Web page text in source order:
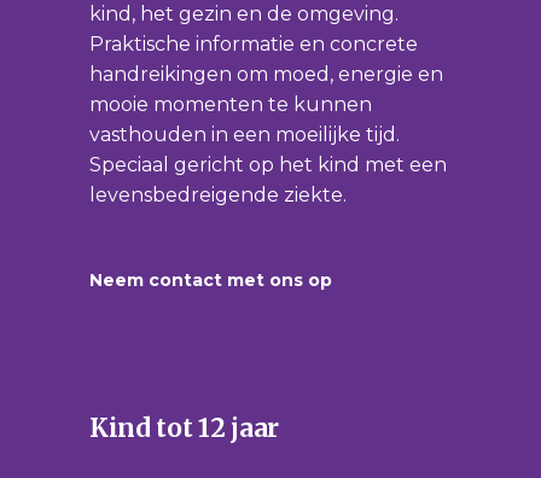
kind, het gezin en de omgeving.
Praktische informatie en concrete
handreikingen om moed, energie en
mooie momenten te kunnen
vasthouden in een moeilijke tijd.
Speciaal gericht op het kind met een
levensbedreigende ziekte.
Neem contact met ons op
Kind tot 12 jaar